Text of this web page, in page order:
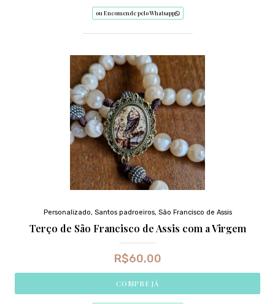
ou Encomende pelo Whatsapp
Personalizado, Santos padroeiros, São Francisco de Assis
Terço de São Francisco de Assis com a Virgem
R$60,00
COMPRE JÁ